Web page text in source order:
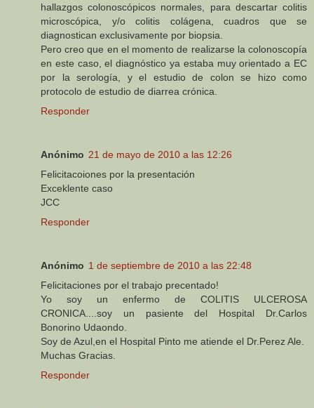
hallazgos colonoscópicos normales, para descartar colitis
microscópica, y/o colitis colágena, cuadros que se
diagnostican exclusivamente por biopsia.
Pero creo que en el momento de realizarse la colonoscopía
en este caso, el diagnóstico ya estaba muy orientado a EC
por la serología, y el estudio de colon se hizo como
protocolo de estudio de diarrea crónica.
Responder
Anónimo 21 de mayo de 2010 a las 12:26
Felicitacoiones por la presentación
Exceklente caso
JCC
Responder
Anónimo 1 de septiembre de 2010 a las 22:48
Felicitaciones por el trabajo precentado!
Yo soy un enfermo de COLITIS ULCEROSA
CRONICA....soy un pasiente del Hospital Dr.Carlos
Bonorino Udaondo.
Soy de Azul,en el Hospital Pinto me atiende el Dr.Perez Ale.
Muchas Gracias.
Responder